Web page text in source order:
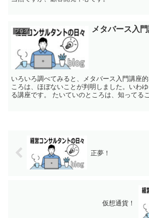
ブログ メタバース入門
いろいろ調べてみると、メタバース入門講座
ころは、ほぼないことが判明しました。いわ
る講座です。 たいていのところは、知ってることが前提で開催され
正夢！
仮想通貨！